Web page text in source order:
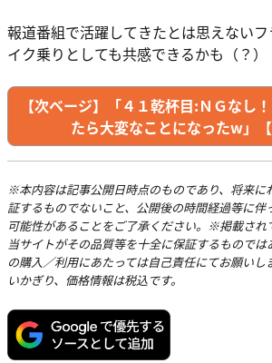
報道番組で活躍してきたとは思えない
イク乗りとしても共感できるかも（？）
【次ベージ】「４１乾杯目:ＮＧなし
たら大変なことになったw」
※本内容は記事公開日時点のものであり、将来に
証するものでないこと、公開後の時間経過等に伴
可能性があることをご了承ください。※掲載され
当サイトがその品質等を十全に保証するものでは
の購入／利用にあたっては自己責任にてお願い
いかぎり、価格情報は税込です。